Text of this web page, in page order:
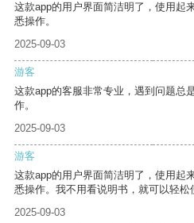
这款app的用户界面简洁明了，使用起
悉操作。
2025-09-03
游客
这款app的客服非常专业，遇到问题总
作。
2025-09-03
游客
这款app的用户界面简洁明了，使用起
悉操作。我不用看说明书，就可以轻松
2025-09-03